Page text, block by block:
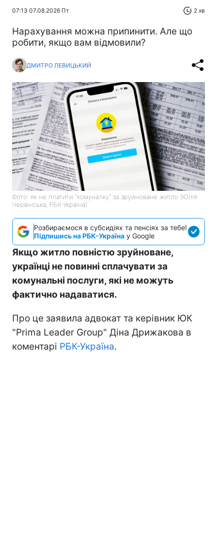
07:13 07.08.2026 Пт 2 хв
Нарахування можна припинити. Але що
робити, якщо вам відмовили?
ДМИТРО ЛЕВИЦЬКИЙ
Фото: як не платити "комуналку" за зруйноване житло (Юлія
Червінська, РБК-Україна)
Розбираємося в субсидіях та пенсіях за тебе!
Підпишись на РБК-Україна у Google
Якщо житло повністю зруйноване,
українці не повинні сплачувати за
комунальні послуги, які не можуть
фактично надаватися.
Про це заявила адвокат та керівник ЮК
"Prima Leader Group" Діна Дрижакова в
коментарі РБК-Україна.